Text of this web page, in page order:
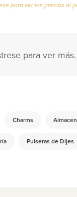
para ver los precios al
para ver más.
Charms
Pulseras de Dijes